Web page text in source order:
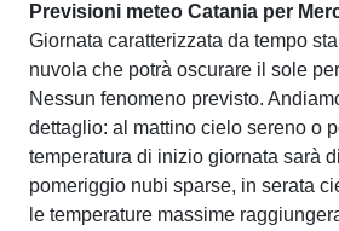
Previsioni meteo Catania per
Giornata caratterizzata da tempo
nuvola che potrà oscurare il sole
Nessun fenomeno previsto.
dettaglio: al mattino cielo sereno o
temperatura di inizio giornata sarà
pomeriggio nubi sparse, in serata
le temperature massime